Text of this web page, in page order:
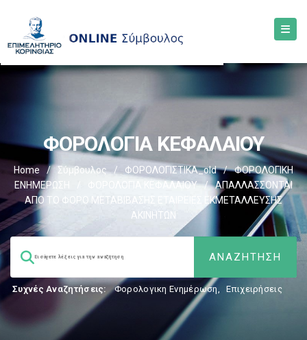
ΦΟΡΟΛΟΓΙΑ ΚΕΦΑΛΑΙΟΥ
Home / Σύμβουλος / ΦΟΡΟΛΟΓΙΣΤΙΚΑ_old /
ΦΟΡΟΛΟΓΙΚΗ
ΕΝΗΜΕΡΩΣΗ
ΦΟΡΟΛΟΓΙΑ ΚΕΦΑΛΑΙΟΥ /
ΑΠΑΛΛΑΣΣΟΝΤΑΙ
ΑΠΟ ΤΟ ΦΟΡΟ ΜΕΤΑΒΙΒΑΣΗΣ ΕΤΑΙΡΕΙΕΣ ΕΚΜΕΤΑΛΛΕΥΣΗΣ
ΑΚΙΝΗΤΩΝ
Συχνές Αναζητήσεις: Φορολογικη Ενημέρωση, Επιχειρήσεις